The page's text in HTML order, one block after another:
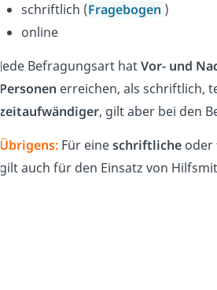
schriftlich (Fragebogen )
online
Jede Befragungsart hatVor- und
Personen erreichen, als schriftlich,
zeitaufwändiger, gilt aber bei den
Übrigens:Für eineschriftliche oder
gilt auch für den Einsatz von